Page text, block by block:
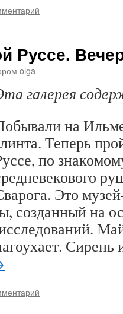
Руссе.
olga
галерея
на
Теперь
по
Это
созданный на
Сирень